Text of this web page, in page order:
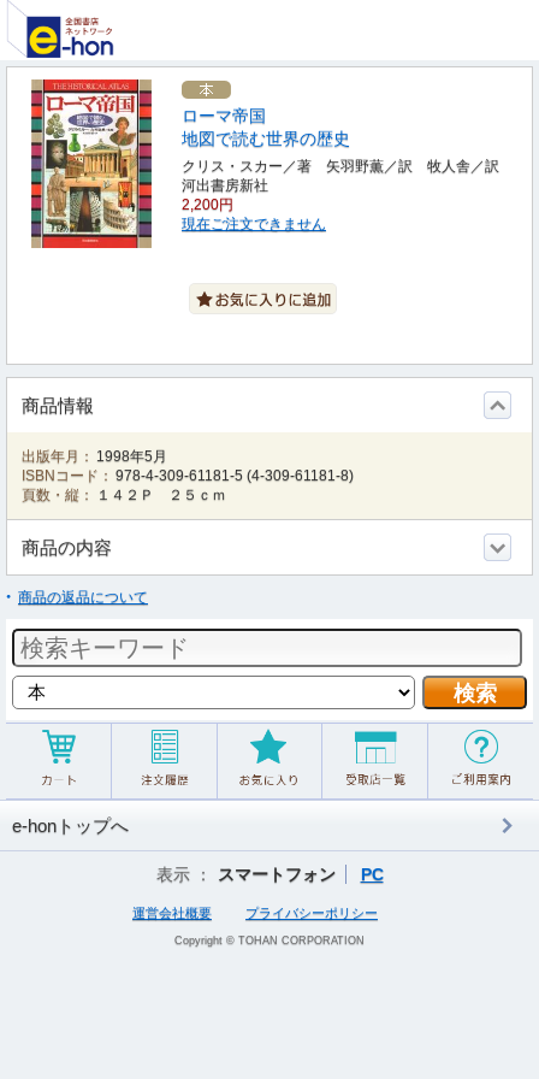
ローマ帝国
地図で読む世界の歴史
クリス・スカー／著 矢羽野薫／訳 牧人舎／訳
河出書房新社
2,200円
現在ご注文できません
商品情報
出版年月： 1998年5月
ISBNコード： 978-4-309-61181-5 (4-309-61181-8)
頁数・縦：
１４２Ｐ ２５ｃｍ
商品の内容
商品の返品について
e-honトップへ
表示 ： スマートフォン PC
運営会社概要 プライバシーポリシー
Copyright © TOHAN CORPORATION